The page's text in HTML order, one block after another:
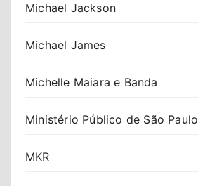
Michael Jackson
Michael James
Michelle Maiara e Banda
Ministério Público de São Paulo
MKR